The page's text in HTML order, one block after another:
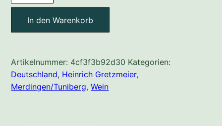
Alte
Reben
Menge
In den Warenkorb
Artikelnummer: 4cf3f3b92d30 Kategorien:
Deutschland, Heinrich Gretzmeier,
Merdingen/Tuniberg,Wein